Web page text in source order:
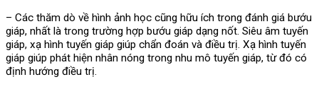
– Các thăm dò về hình ảnh học cũng hữu ích trong đánh giá bướu
giáp, nhất là trong trường hợp bướu giáp dạng nốt. Siêu âm tuyến
giáp, xạ hình tuyến giáp giúp chẩn đoán và điều trị. Xạ hình tuyến
giáp giúp phát hiện nhân nóng trong nhu mô tuyến giáp, từ đó có
định hướng điều trị.